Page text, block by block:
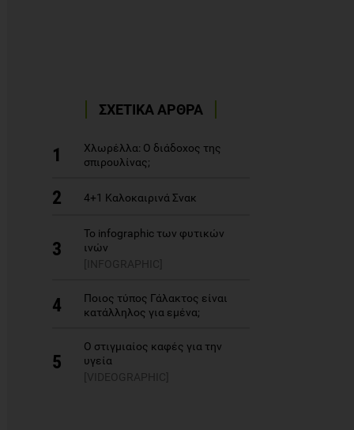
ΣΧΕΤΙΚΑ ΑΡΘΡΑ
1
Χλωρέλλα: Ο διάδοχος της
σπιρουλίνας;
2 4+1 Καλοκαιρινά Σνακ
3
Το infographic των φυτικών
ινών
[INFOGRAPHIC]
4
Ποιος τύπος Γάλακτος είναι
κατάλληλος για εμένα;
5
Ο στιγμιαίος καφές για την
υγεία
[VIDEOGRAPHIC]